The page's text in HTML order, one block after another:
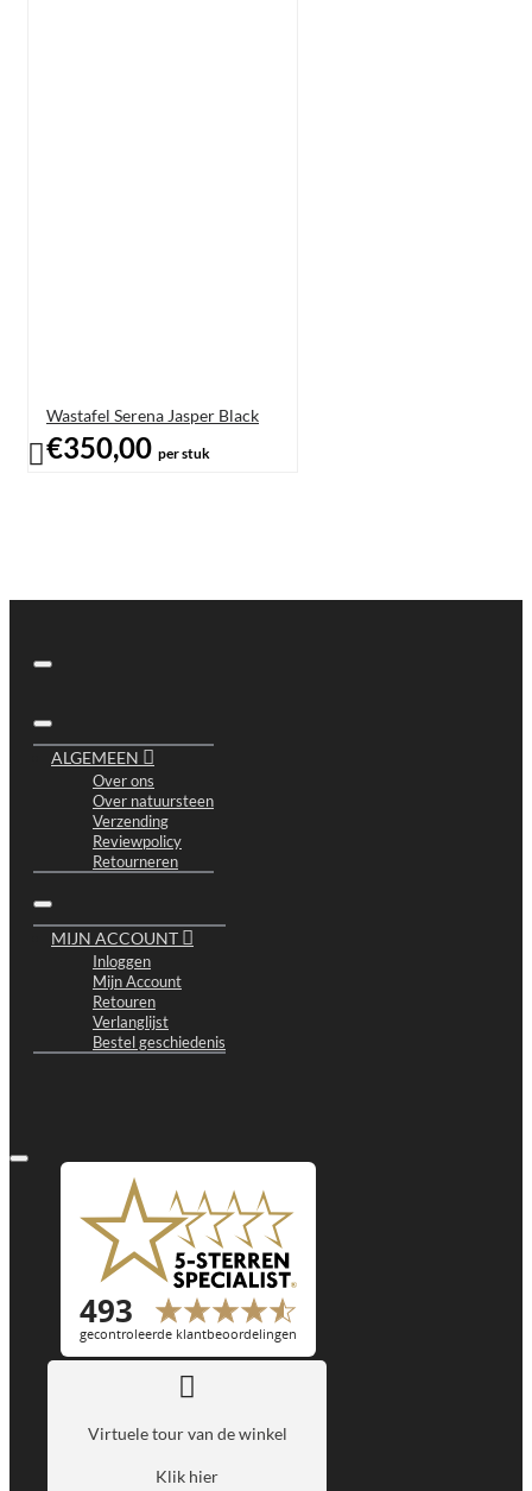
Wastafel Serena Jasper Black
€350,00 per stuk
ALGEMEEN
Over ons
Over natuursteen
Verzending
Reviewpolicy
Retourneren
MIJN ACCOUNT
Inloggen
Mijn Account
Retouren
Verlanglijst
Bestel geschiedenis
Virtuele tour van de winkel
Klik hier